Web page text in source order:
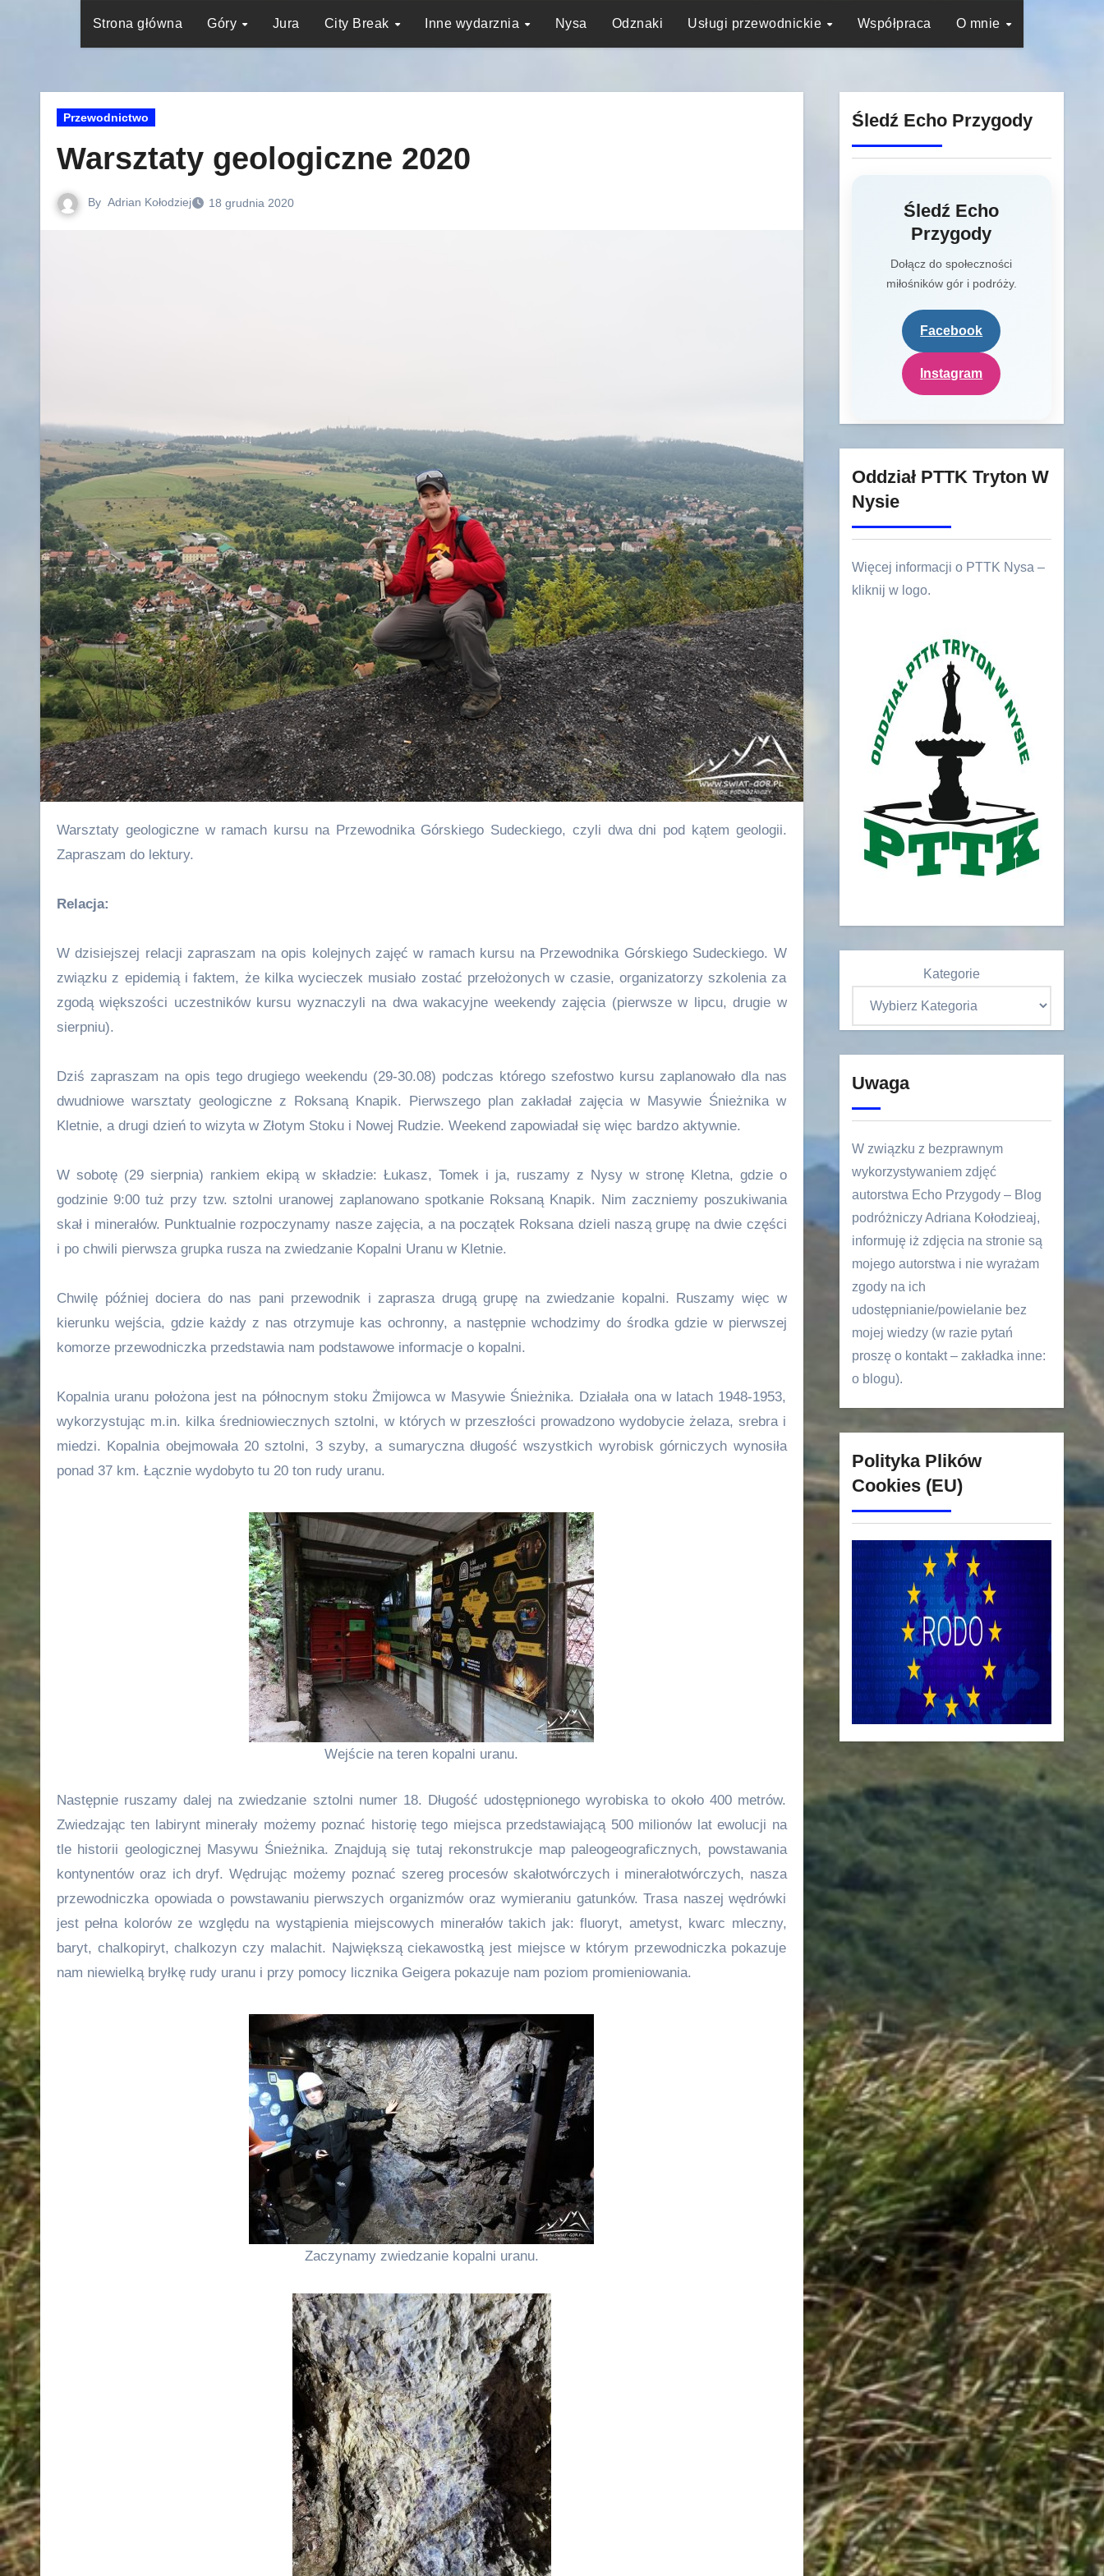
Strona główna Góry Jura City Break Inne wydarznia Nysa Odznaki Usługi przewodnickie Współpraca O mnie
Przewodnictwo
Warsztaty geologiczne 2020
By Adrian Kołodziej 18 grudnia 2020
Warsztaty geologiczne w ramach kursu na Przewodnika Górskiego Sudeckiego, czyli dwa dni pod kątem geologii.
Zapraszam do lektury.
Relacja:
W dzisiejszej relacji zapraszam na opis kolejnych zajęć w ramach kursu na Przewodnika Górskiego Sudeckiego. W
związku z epidemią i faktem, że kilka wycieczek musiało zostać przełożonych w czasie, organizatorzy szkolenia za
zgodą większości uczestników kursu wyznaczyli na dwa wakacyjne weekendy zajęcia (pierwsze w lipcu, drugie w
sierpniu).
Dziś zapraszam na opis tego drugiego weekendu (29-30.08) podczas którego szefostwo kursu zaplanowało dla nas
dwudniowe warsztaty geologiczne z Roksaną Knapik. Pierwszego plan zakładał zajęcia w Masywie Śnieżnika w
Kletnie, a drugi dzień to wizyta w Złotym Stoku i Nowej Rudzie. Weekend zapowiadał się więc bardzo aktywnie.
W sobotę (29 sierpnia) rankiem ekipą w składzie: Łukasz, Tomek i ja, ruszamy z Nysy w stronę Kletna, gdzie o
godzinie 9:00 tuż przy tzw. sztolni uranowej zaplanowano spotkanie Roksaną Knapik. Nim zaczniemy poszukiwania
skał i minerałów. Punktualnie rozpoczynamy nasze zajęcia, a na początek Roksana dzieli naszą grupę na dwie części
i po chwili pierwsza grupka rusza na zwiedzanie Kopalni Uranu w Kletnie.
Chwilę później dociera do nas pani przewodnik i zaprasza drugą grupę na zwiedzanie kopalni. Ruszamy więc w
kierunku wejścia, gdzie każdy z nas otrzymuje kas ochronny, a następnie wchodzimy do środka gdzie w pierwszej
komorze przewodniczka przedstawia nam podstawowe informacje o kopalni.
Kopalnia uranu położona jest na północnym stoku Żmijowca w Masywie Śnieżnika. Działała ona w latach 1948-1953,
wykorzystując m.in. kilka średniowiecznych sztolni, w których w przeszłości prowadzono wydobycie żelaza, srebra i
miedzi. Kopalnia obejmowała 20 sztolni, 3 szyby, a sumaryczna długość wszystkich wyrobisk górniczych wynosiła
ponad 37 km. Łącznie wydobyto tu 20 ton rudy uranu.
Wejście na teren kopalni uranu.
Następnie ruszamy dalej na zwiedzanie sztolni numer 18. Długość udostępnionego wyrobiska to około 400 metrów.
Zwiedzając ten labirynt minerały możemy poznać historię tego miejsca przedstawiającą 500 milionów lat ewolucji na
tle historii geologicznej Masywu Śnieżnika. Znajdują się tutaj rekonstrukcje map paleogeograficznych, powstawania
kontynentów oraz ich dryf. Wędrując możemy poznać szereg procesów skałotwórczych i minerałotwórczych, nasza
przewodniczka opowiada o powstawaniu pierwszych organizmów oraz wymieraniu gatunków. Trasa naszej wędrówki
jest pełna kolorów ze względu na wystąpienia miejscowych minerałów takich jak: fluoryt, ametyst, kwarc mleczny,
baryt, chalkopiryt, chalkozyn czy malachit. Największą ciekawostką jest miejsce w którym przewodniczka pokazuje
nam niewielką bryłkę rudy uranu i przy pomocy licznika Geigera pokazuje nam poziom promieniowania.
Zaczynamy zwiedzanie kopalni uranu.
Śledź Echo Przygody
Śledź Echo
Przygody
Dołącz do społeczności
miłośników gór i podróży.
Facebook
Instagram
Oddział PTTK Tryton W
Nysie
Więcej informacji o PTTK Nysa –
kliknij w logo.
Kategorie
Uwaga
W związku z bezprawnym
wykorzystywaniem zdjęć
autorstwa Echo Przygody – Blog
podróżniczy Adriana Kołodzieaj,
informuję iż zdjęcia na stronie są
mojego autorstwa i nie wyrażam
zgody na ich
udostępnianie/powielanie bez
mojej wiedzy (w razie pytań
proszę o kontakt – zakładka inne:
o blogu).
Polityka Plików
Cookies (EU)